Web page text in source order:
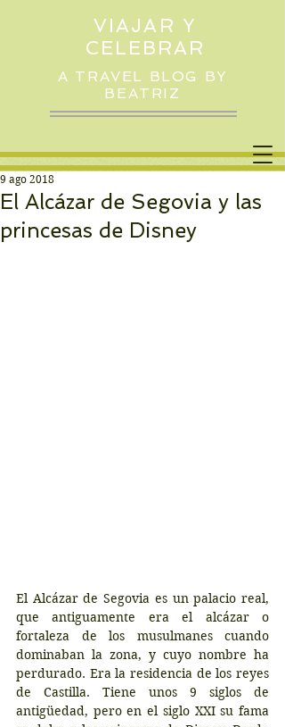
VIAJAR Y
CELEBRAR
A TRAVEL BLOG BY
BEATRIZ
El Alcázar de Segovia y las
princesas de Disney
9 ago 2018
El Alcázar de Segovia es un palacio real,
que antiguamente era el alcázar o
fortaleza de los musulmanes cuando
dominaban la zona, y cuyo nombre ha
perdurado. Era la residencia de los reyes
de Castilla. Tiene unos 9 siglos de
antigüedad, pero en el siglo XXI su fama